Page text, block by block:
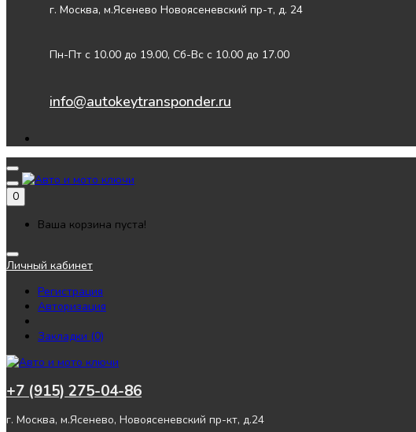
г. Москва, м.Ясенево Новоясеневский пр-т, д. 24
Пн-Пт с 10.00 до 19.00, Сб-Вс с 10.00 до 17.00
info@autokeytransponder.ru
0
Ваша корзина пуста!
Личный кабинет
Регистрация
Авторизация
Закладки (0)
+7 (915) 275-04-86
г. Москва, м.Ясенево, Новоясеневский пр-кт, д.24